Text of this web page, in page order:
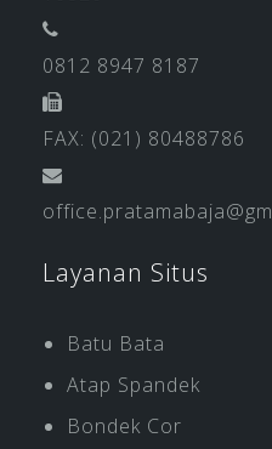
0812 8947 8187
FAX: (021) 80488786
Layanan Situs
Batu Bata
Atap Spandek
Bondek Cor